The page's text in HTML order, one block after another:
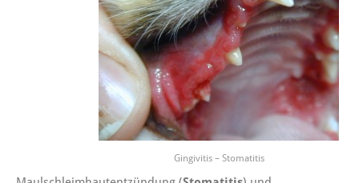
Gingivitis – Stomatitis